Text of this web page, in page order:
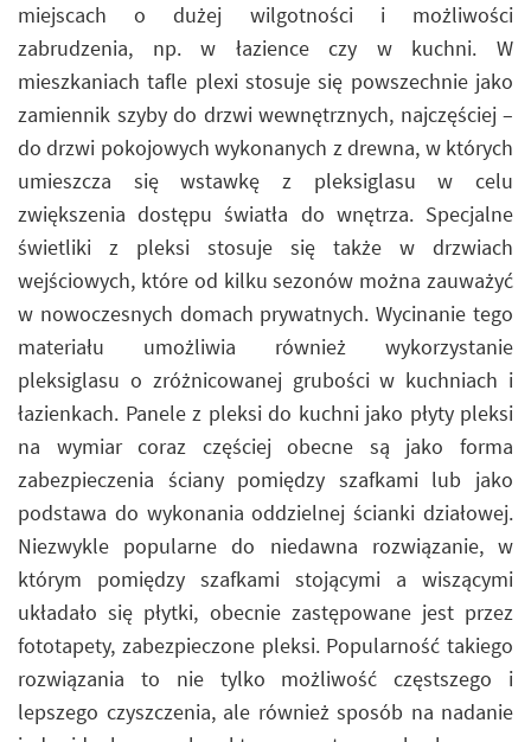
miejscach o dużej wilgotności i możliwości
zabrudzenia, np. w łazience czy w kuchni. W
mieszkaniach tafle plexi stosuje się powszechnie jako
zamiennik szyby do drzwi wewnętrznych, najczęściej –
do drzwi pokojowych wykonanych z drewna, w których
umieszcza się wstawkę z pleksiglasu w celu
zwiększenia dostępu światła do wnętrza. Specjalne
świetliki z pleksi stosuje się także w drzwiach
wejściowych, które od kilku sezonów można zauważyć
w nowoczesnych domach prywatnych. Wycinanie tego
materiału umożliwia również wykorzystanie
pleksiglasu o zróżnicowanej grubości w kuchniach i
łazienkach. Panele z pleksi do kuchni jako płyty pleksi
na wymiar coraz częściej obecne są jako forma
zabezpieczenia ściany pomiędzy szafkami lub jako
podstawa do wykonania oddzielnej ścianki działowej.
Niezwykle popularne do niedawna rozwiązanie, w
którym pomiędzy szafkami stojącymi a wiszącymi
układało się płytki, obecnie zastępowane jest przez
fototapety, zabezpieczone pleksi. Popularność takiego
rozwiązania to nie tylko możliwość częstszego i
lepszego czyszczenia, ale również sposób na nadanie